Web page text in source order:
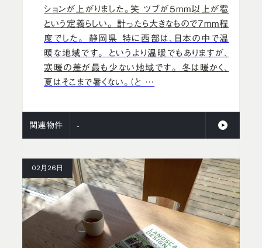
ションが上がりました。笑 ツブが5mm以上が雹
という定義らしい。 計ったら大きなもので7mm程
度でした。 静岡県 特に西部は、日本の中で温
暖な地域です。 というより温暖でもありますが、
寒暖の差が最も少ない地域です。 冬は暖かく、
夏はそこまで暑くない。（と …
関連物件 -
02月26日